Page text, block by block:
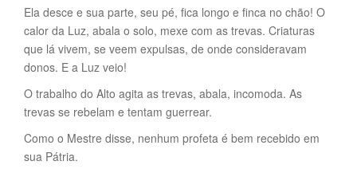
Ela desce e sua parte, seu pé, fica longo e finca no chão! O
calor da Luz, abala o solo, mexe com as trevas. Criaturas
que lá vivem, se veem expulsas, de onde consideravam
donos. E a Luz veio!
O trabalho do Alto agita as trevas, abala, incomoda. As
trevas se rebelam e tentam guerrear.
Como o Mestre disse, nenhum profeta é bem recebido em
sua Pátria.